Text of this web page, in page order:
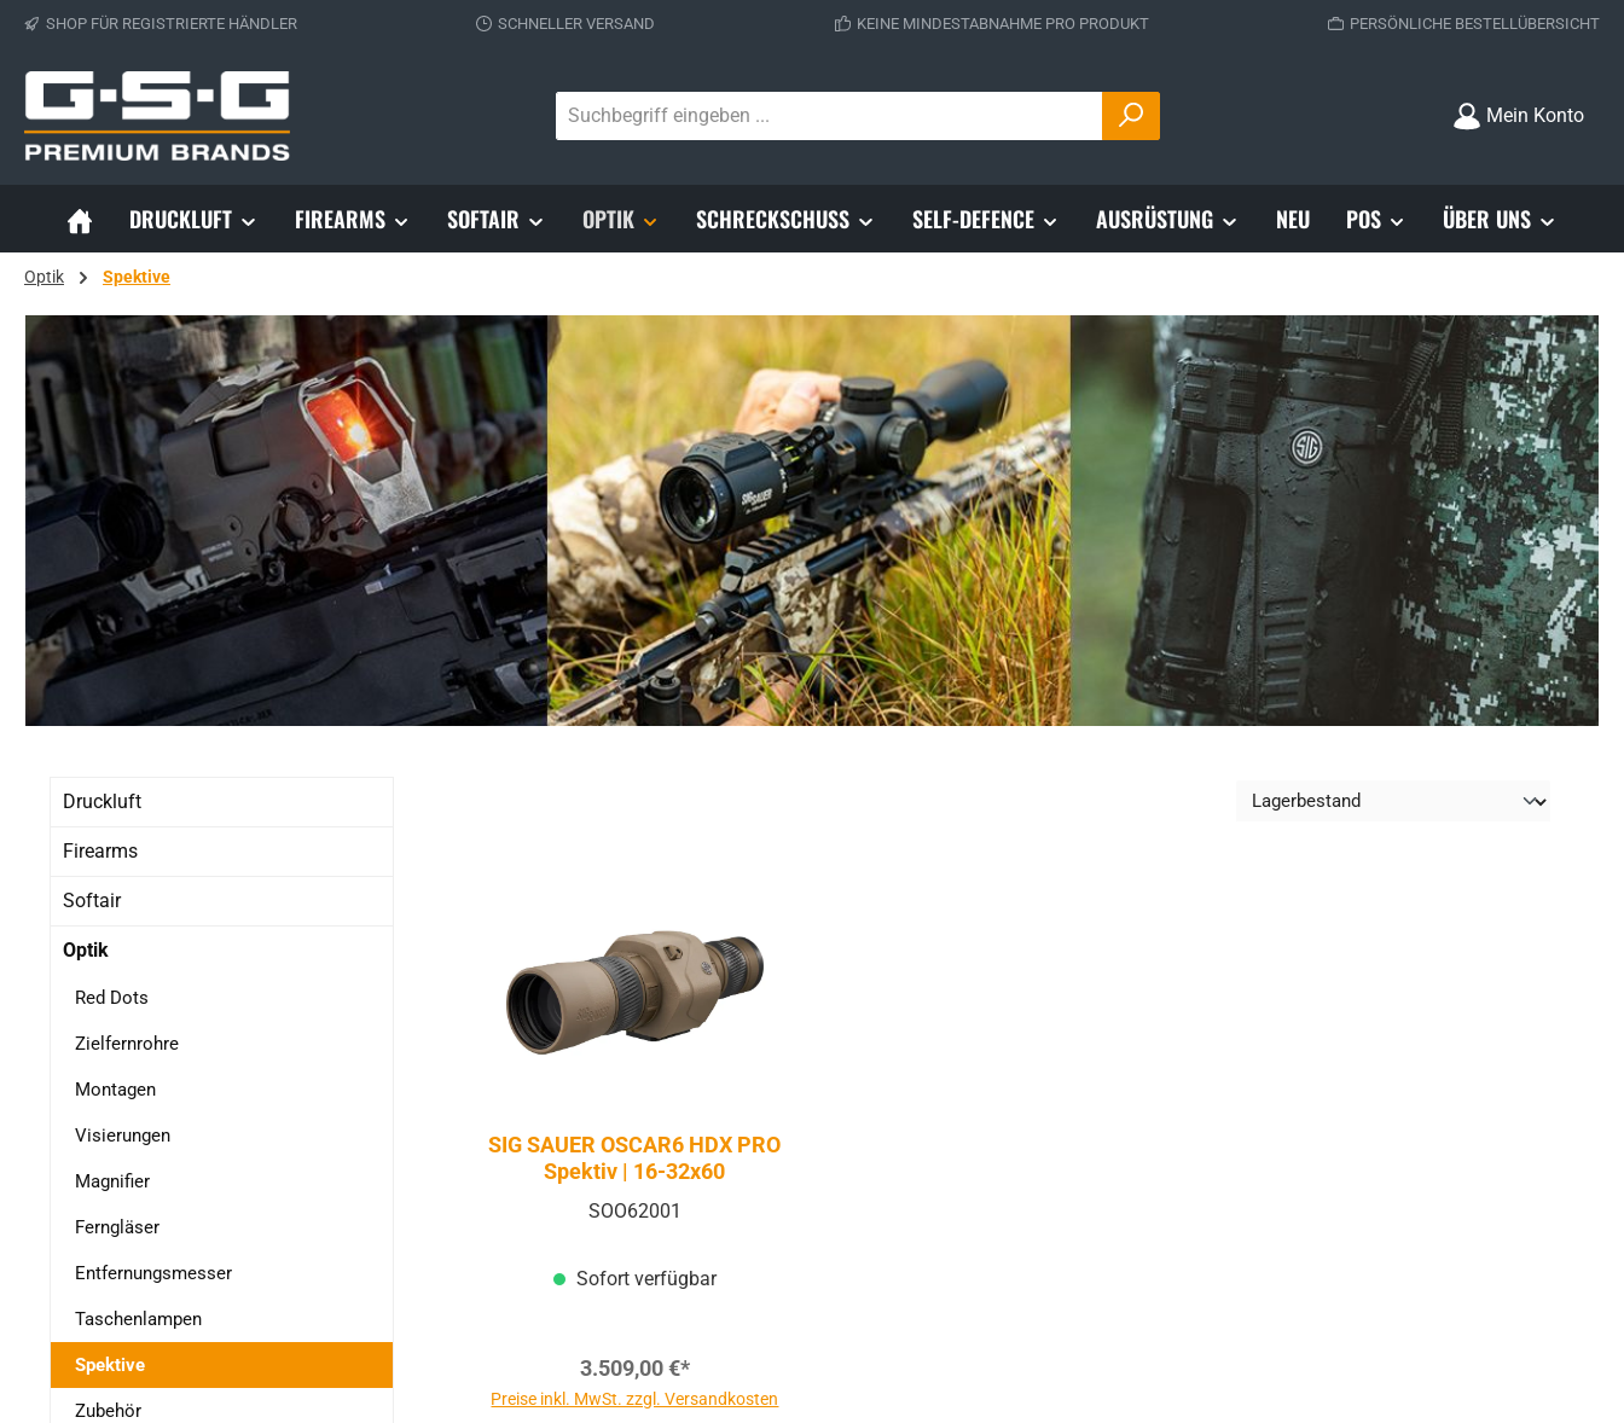
Hauptinhalt springen
Zur Suche springen
Zur Hauptnavigation springen
SHOP FÜR REGISTRIERTE HÄNDLER SCHNELLER VERSAND KEINE MINDESTABNAHME PRO PRODUKT PERSÖNLICHE BESTELLÜBERSICHT
Mein Konto
DRUCKLUFT FIREARMS SOFTAIR OPTIK SCHRECKSCHUSS SELF-DEFENCE AUSRÜSTUNG NEU POS ÜBER UNS
Optik Spektive
Druckluft
Firearms
Softair
Optik
Red Dots
Zielfernrohre
Montagen
Visierungen
Magnifier
Ferngläser
Entfernungsmesser
Taschenlampen
Spektive
Zubehör
SIG SAUER OSCAR6 HDX PRO
Spektiv | 16-32x60
SOO62001
Sofort verfügbar
3.509,00 €*
Preise inkl. MwSt. zzgl. Versandkosten